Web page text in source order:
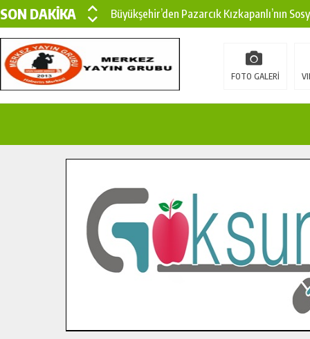
SON DAKİKA
Büyükşehir’den Pazarcık Kızkapanlı’nın
Büyükşehir’den Pazarcık Kırsalına Modern
Çin’den KSÜ’ye Uluslararası Başarı:
İlçe Jandarma Komutanı Karakaya’dan
Bertiz’in Yeni Köprüsünde Sona Doğru.
FOTO GALERİ